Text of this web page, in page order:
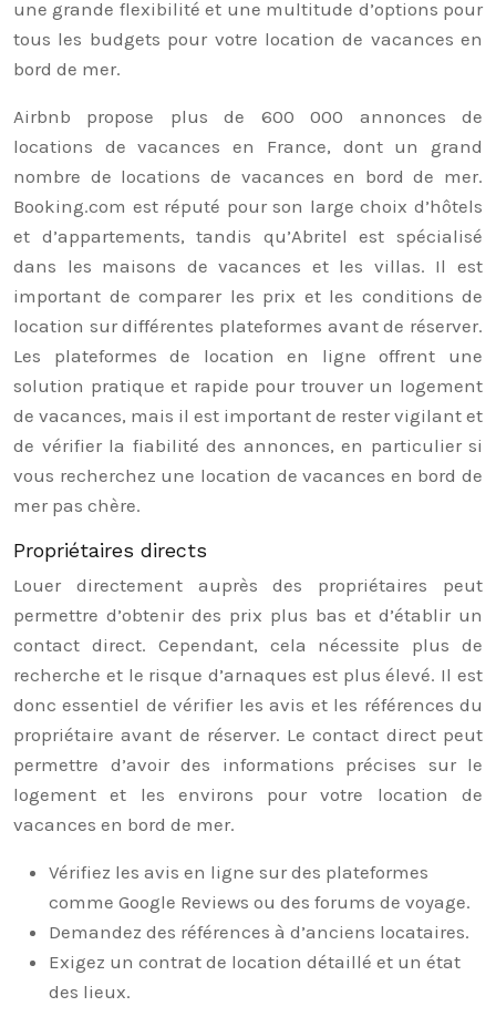
une grande flexibilité et une multitude d’options pour
tous les budgets pour votre location de vacances en
bord de mer.
Airbnb propose plus de 600 000 annonces de
locations de vacances en France, dont un grand
nombre de locations de vacances en bord de mer.
Booking.com est réputé pour son large choix d’hôtels
et d’appartements, tandis qu’Abritel est spécialisé
dans les maisons de vacances et les villas. Il est
important de comparer les prix et les conditions de
location sur différentes plateformes avant de réserver.
Les plateformes de location en ligne offrent une
solution pratique et rapide pour trouver un logement
de vacances, mais il est important de rester vigilant et
de vérifier la fiabilité des annonces, en particulier si
vous recherchez une location de vacances en bord de
mer pas chère.
Propriétaires directs
Louer directement auprès des propriétaires peut
permettre d’obtenir des prix plus bas et d’établir un
contact direct. Cependant, cela nécessite plus de
recherche et le risque d’arnaques est plus élevé. Il est
donc essentiel de vérifier les avis et les références du
propriétaire avant de réserver. Le contact direct peut
permettre d’avoir des informations précises sur le
logement et les environs pour votre location de
vacances en bord de mer.
Vérifiez les avis en ligne sur des plateformes
comme Google Reviews ou des forums de voyage.
Demandez des références à d’anciens locataires.
Exigez un contrat de location détaillé et un état
des lieux.